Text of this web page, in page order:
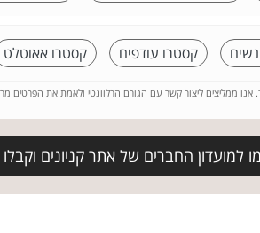
קסטרו עודפים קסטרו אאוטלט
אנו ממליצים ליצור קשר עם הגורם הרלוונטי ולאמת את הפרטים
למועדון החברים של אתר קניונים